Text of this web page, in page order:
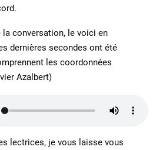
la conversation, le voici en
dernières secondes ont été
les coordonnées
Azalbert)
lectrices, je vous laisse vous